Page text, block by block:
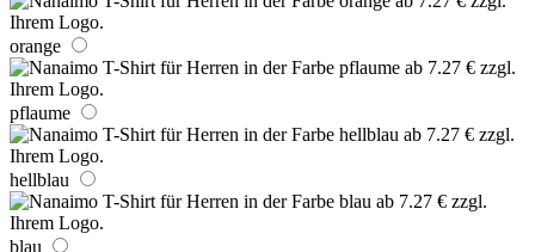
orange
pflaume
hellblau
blau